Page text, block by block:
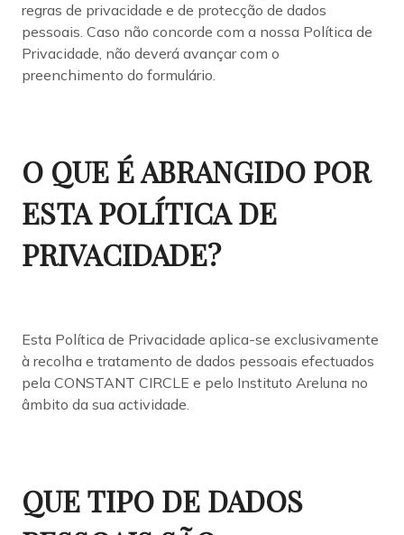
regras de privacidade e de protecção de dados
pessoais. Caso não concorde com a nossa Política de
Privacidade, não deverá avançar com o
preenchimento do formulário.
O QUE É ABRANGIDO POR
ESTA POLÍTICA DE
PRIVACIDADE?
Esta Política de Privacidade aplica-se exclusivamente
à recolha e tratamento de dados pessoais efectuados
pela CONSTANT CIRCLE e pelo Instituto Areluna no
âmbito da sua actividade.
QUE TIPO DE DADOS